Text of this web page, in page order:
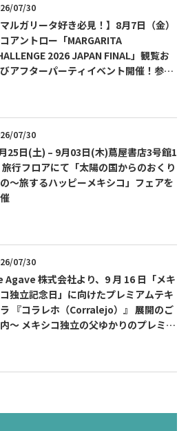
07/30
マルガリータ好き必見！】8月7日（金）
アントロー「MARGARITA
2026 JAPAN FINAL」観覧お
アフターパーティイベント開催！参加
07/30
25日(土) – 9月03日(木)蔦屋書店3号館1
旅行フロアにて「太陽の国からのおくり
～旅するハッピーメキシコ」フェアを
07/30
Agave 株式会社より、9 月 16 日「メキ
独立記念日」に向けたプレミアムテキ
『コラレホ（Corralejo）』 展開のご
〜 メキシコ独立の父ゆかりのプレミア